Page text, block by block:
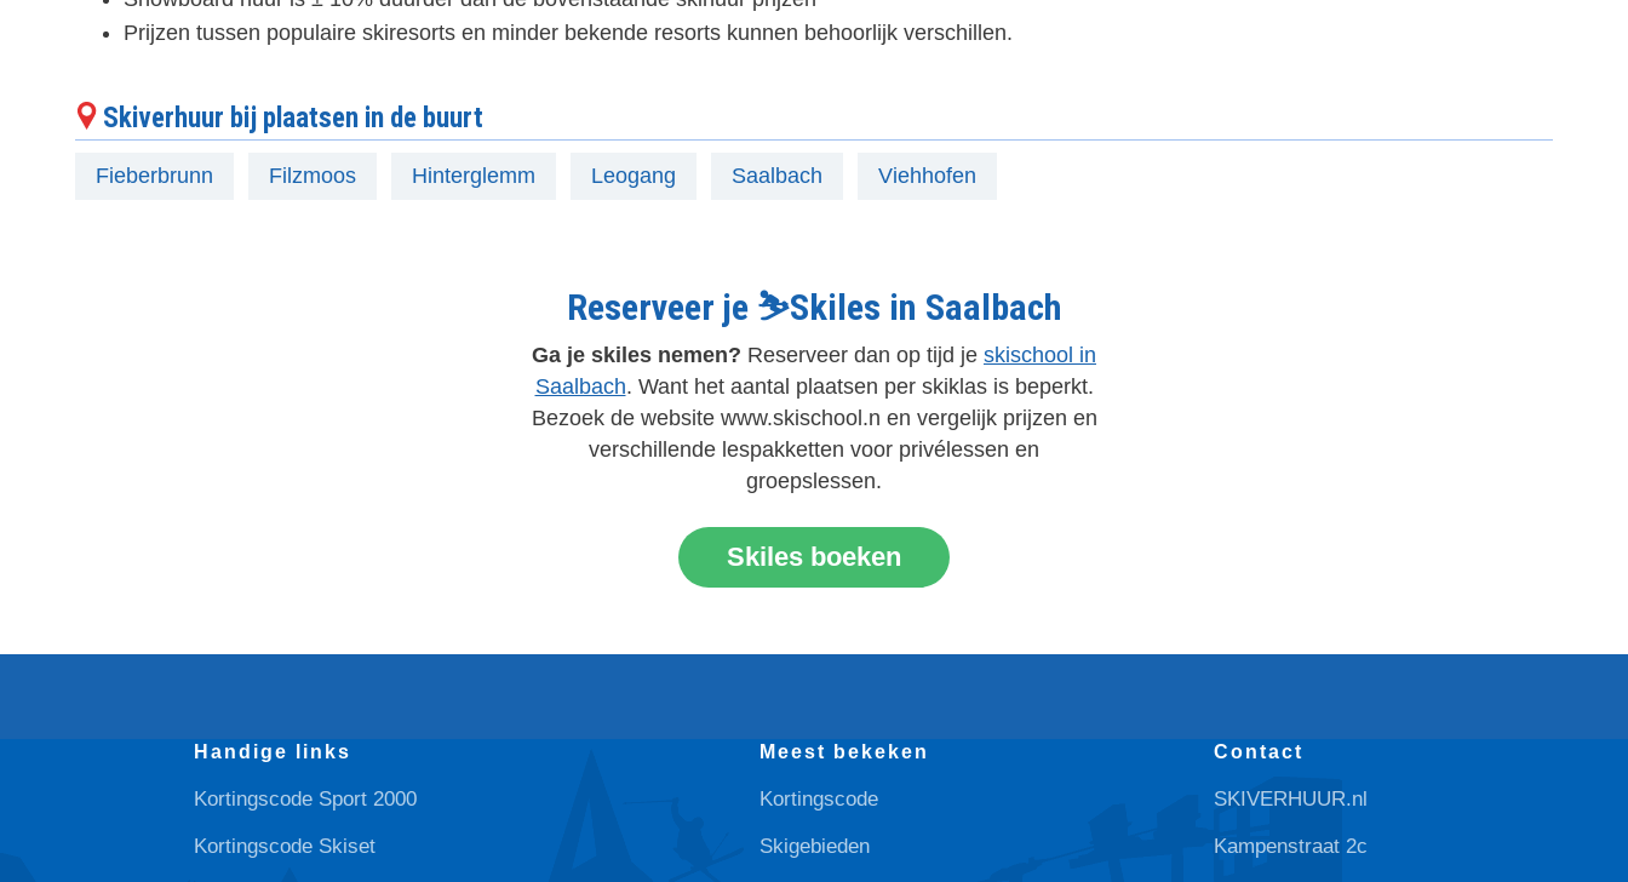
Prijzen tussen populaire skiresorts en minder bekende resorts kunnen behoorlijk verschillen.
Skiverhuur bij plaatsen in de buurt
Fieberbrunn Filzmoos Hinterglemm Leogang Saalbach Viehhofen
Reserveer je ⛷️Skiles in Saalbach
Ga je skiles nemen? Reserveer dan op tijd je skischool in
Saalbach. Want het aantal plaatsen per skiklas is beperkt.
Bezoek de website www.skischool.n en vergelijk prijzen en
verschillende lespakketten voor privélessen en
groepslessen.
Skiles boeken
Handige links
Kortingscode Sport 2000
Kortingscode Skiset
Meest bekeken
Kortingscode
Skigebieden
Contact
SKIVERHUUR.nl
Kampenstraat 2c